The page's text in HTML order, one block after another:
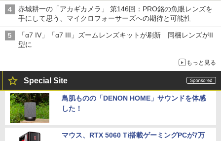
赤城耕一の「アカギカメラ」 第146回：PRO銘の魚眼レンズを
手にして思う、マイクロフォーサーズへの期待と可能性
「α7 IV」「α7 III」ズームレンズキットが刷新 同梱レンズがII
型に
もっと見る
Special Site
鳥肌ものの「DENON HOME」サウンドを体感
した！
マウス、RTX 5060 Ti搭載ゲーミングPCが7万